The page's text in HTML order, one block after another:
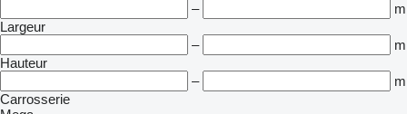
–
m
Largeur
–
m
Hauteur
–
m
Carrosserie